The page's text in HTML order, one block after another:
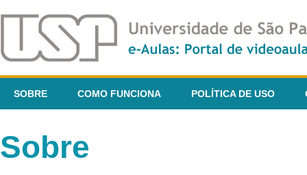
SOBRE COMO FUNCIONA POLÍTICA DE USO
Sobre